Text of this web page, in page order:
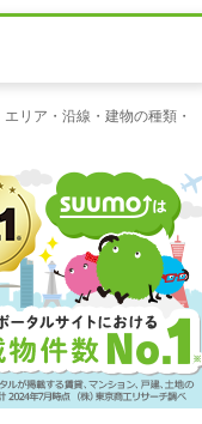
リア・沿線・建物の種類・